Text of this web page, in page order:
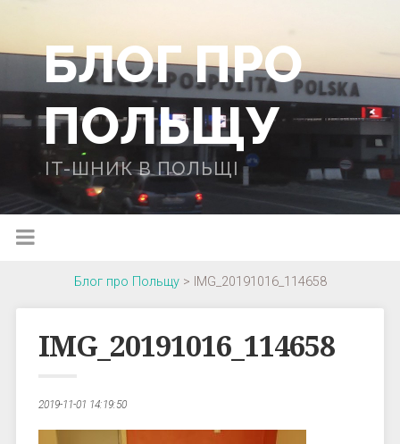
БЛОГ ПРО
ПОЛЬЩУ
IT-ШНИК В ПОЛЬЩІ
Блог про Польщу> IMG_20191016_114658
IMG_20191016_114658
2019-11-01 14:19:50